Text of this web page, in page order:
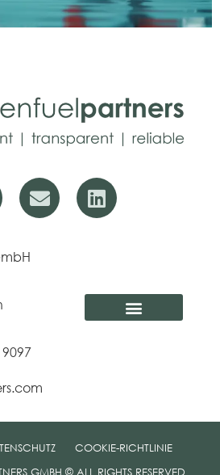
GMBH © ALL RIGHTS RESERVED
COOKIE-RICHTLINIE